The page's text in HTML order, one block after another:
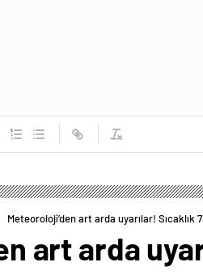
Meteoroloji’den art arda uyarılar! Sıcaklık
art arda